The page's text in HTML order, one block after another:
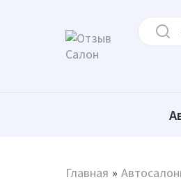
Главная »